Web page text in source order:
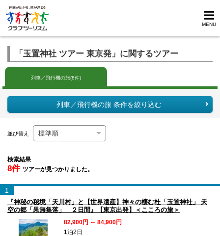
MENU
「玉置神社 ツアー 東京発」に関するツアー
列車／飛行機の旅(8件)
列車／飛行機の旅 条件を絞り込む
並び替え
検索結果
8件 ツアーが見つかりました。
1
『神秘の秘境「天川村」と【世界遺産】神々の棲む杜「玉置神社」 天
空の郷「果無集落」 ２日間』【東京出発】＜こころの旅＞
82,900円 ～ 84,900円
1泊2日